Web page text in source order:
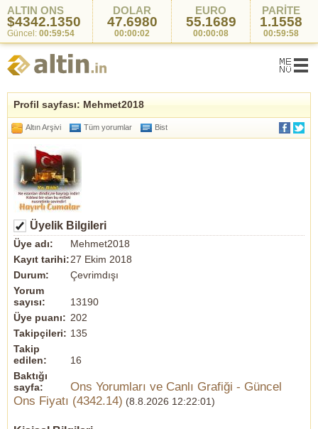
ALTIN ONS
$4342.1350
Güncel: 00:59:54
DOLAR
47.6980
00:00:02
EURO
55.1689
00:00:08
PARİTE
1.1558
00:59:58
Profil sayfası: Mehmet2018
Altın Arşivi Tüm yorumlar Bist
Üyelik Bilgileri
Üye adı:
Mehmet2018
Kayıt tarihi:27 Ekim 2018
Durum:
Çevrimdışı
Yorum
sayısı:
13190
Üye puanı: 202
Takipçileri: 135
Takip
edilen:
16
Baktığı
sayfa:
Ons Yorumları ve Canlı Grafiği - Güncel
Ons Fiyatı (4342.14) (8.8.2026 12:22:01)